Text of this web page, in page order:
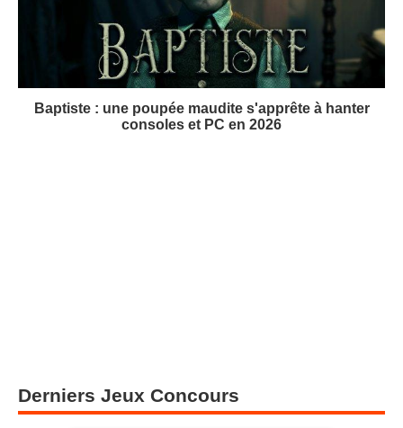
Baptiste : une poupée maudite s'apprête à hanter
consoles et PC en 2026
Derniers Jeux Concours